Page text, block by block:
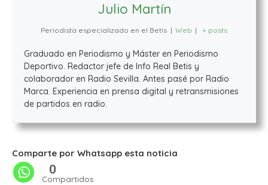
Julio Martín
Periodista especializado en el Betis | Web | + posts
Graduado en Periodismo y Máster en Periodismo
Deportivo. Redactor jefe de Info Real Betis y
colaborador en Radio Sevilla. Antes pasé por Radio
Marca. Experiencia en prensa digital y retransmisiones
de partidos en radio.
Comparte por Whatsapp esta noticia
0
Compartidos